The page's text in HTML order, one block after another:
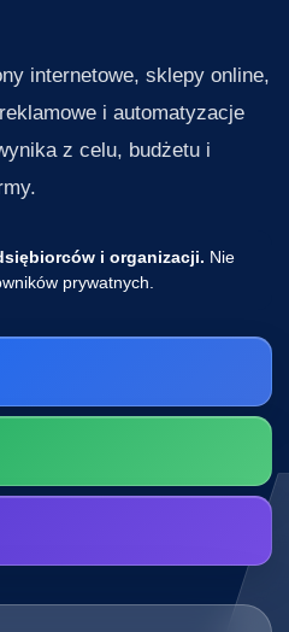
internetowe, sklepy online,
i automatyzacje
z celu, budżetu i
i organizacji. Nie
prywatnych.